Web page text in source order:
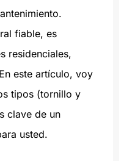
fiable, es
residenciales,
este artículo, voy
tipos (tornillo y
clave de un
usted.